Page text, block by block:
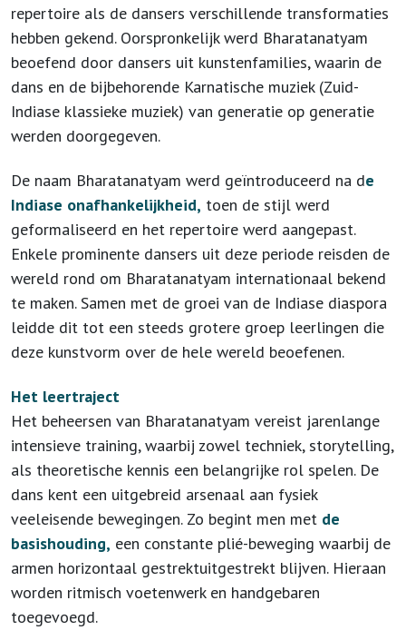
repertoire als de dansers verschillende transformaties
hebben gekend. Oorspronkelijk werd Bharatanatyam
beoefend door dansers uit kunstenfamilies, waarin de
dans en de bijbehorende Karnatische muziek (Zuid-
Indiase klassieke muziek) van generatie op generatie
werden doorgegeven.
De naam Bharatanatyam werd geïntroduceerd na de
Indiase onafhankelijkheid, toen de stijl werd
geformaliseerd en het repertoire werd aangepast.
Enkele prominente dansers uit deze periode reisden de
wereld rond om Bharatanatyam internationaal bekend
te maken. Samen met de groei van de Indiase diaspora
leidde dit tot een steeds grotere groep leerlingen die
deze kunstvorm over de hele wereld beoefenen.
Het leertraject
Het beheersen van Bharatanatyam vereist jarenlange
intensieve training, waarbij zowel techniek, storytelling,
als theoretische kennis een belangrijke rol spelen. De
dans kent een uitgebreid arsenaal aan fysiek
veeleisende bewegingen. Zo begint men met de
basishouding, een constante plié-beweging waarbij de
armen horizontaal gestrektuitgestrekt blijven. Hieraan
worden ritmisch voetenwerk en handgebaren
toegevoegd.